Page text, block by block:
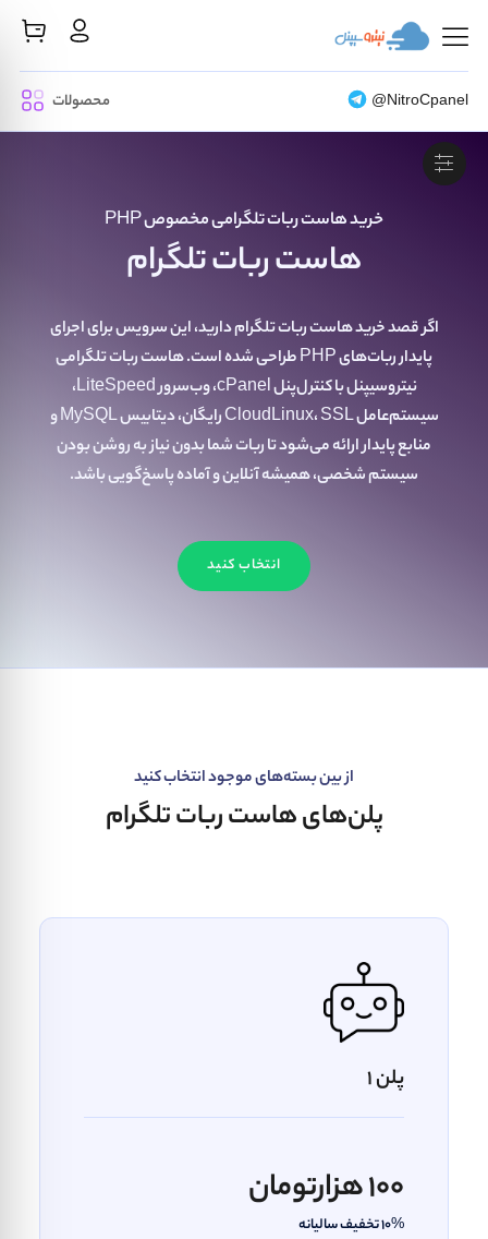
@NitroCpanel محصولات
خرید هاست ربات تلگرامی مخصوص PHP
هاست ربات تلگرام
اگر قصدخرید هاست ربات تلگرامدارید، این سرویس برای اجرای
پایدار ربات‌های PHP طراحی شده است. هاست ربات تلگرامی
نیتروسیپنل با کنترل‌پنل cPanel، وب‌سرور LiteSpeed،
سیستم‌عامل CloudLinux، SSL رایگان، دیتابیس MySQL و
منابع پایدار ارائه می‌شود تا ربات شما بدون نیاز به روشن بودن
سیستم شخصی، همیشه آنلاین و آماده پاسخ‌گویی باشد.
انتخاب کنید
از بین بسته‌های موجود انتخاب کنید
پلن‌های هاست ربات تلگرام
پلن 1
100 هزارتومان
10% تخفیف سالیانه